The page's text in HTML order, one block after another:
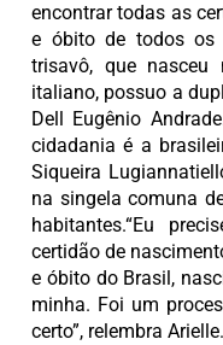
encontrar todas as
e óbito de todos os
trisavô, que
italiano, possuo a
Dell Eugênio
cidadania é a
Siqueira
na singela comuna
habitantes.“Eu
certidão de
e óbito do Brasil,
minha. Foi um
certo”, relembra Arielle.